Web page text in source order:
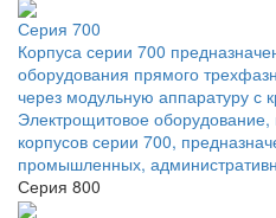
Серия 700
Корпуса серии 700
оборудования прямого
через модульную аппаратуру с
Электрощитовое оборудование,
корпусов серии 700,
промышленных,
Серия 800